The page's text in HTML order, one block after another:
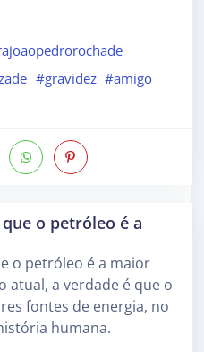
#gravidez #amigo
o petróleo é a
o petróleo é a maior
atual, a verdade é que o
fontes de energia, no
humana.